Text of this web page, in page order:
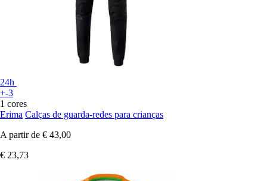
24h
+-3
1 cores
Erima Calças de guarda-redes para crianças
A partir de € 43,00
€ 23,73